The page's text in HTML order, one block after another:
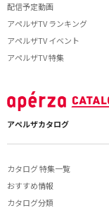
配信予定動画
アペルザTV ランキング
アペルザTV イベント
アペルザTV 特集
アペルザカタログ
カタログ 特集一覧
おすすめ情報
カタログ分類